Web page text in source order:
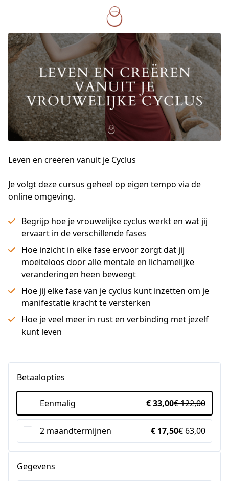
Leven en creëren vanuit je Cyclus
Je volgt deze cursus geheel op eigen tempo via de
online omgeving.
Begrijp hoe je vrouwelijke cyclus werkt en wat jij
ervaart in de verschillende fases
Hoe inzicht in elke fase ervoor zorgt dat jij
moeiteloos door alle mentale en lichamelijke
veranderingen heen beweegt
Hoe jij elke fase van je cyclus kunt inzetten om je
manifestatie kracht te versterken
Hoe je veel meer in rust en verbinding met jezelf
kunt leven
Betaalopties
Eenmalig € 33,00€ 122,00
2 maandtermijnen € 17,50€ 63,00
Gegevens